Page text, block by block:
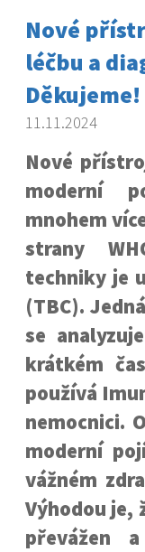
Nové
léčbu a
Děkujeme!
11.11.2024
Nové
moderní
mnohem
strany
techniky je
(TBC).
se
krátkém
používá
nemocnici.
moderní
vážném
Výhodou je,
převážen